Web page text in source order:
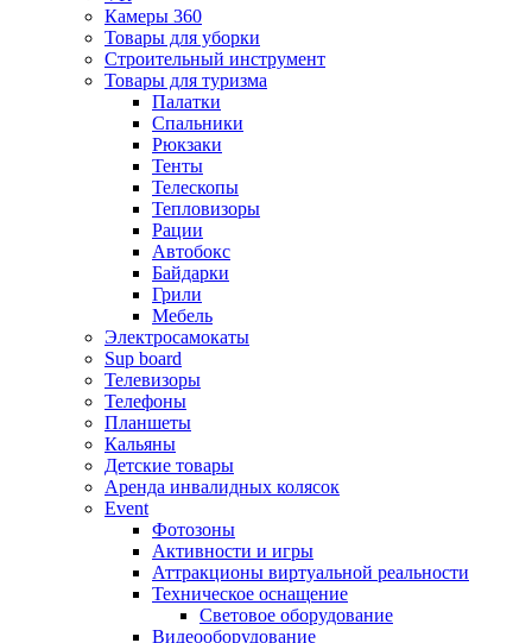
Камеры 360
Товары для уборки
Строительный инструмент
Товары для туризма
Палатки
Спальники
Рюкзаки
Тенты
Телескопы
Тепловизоры
Рации
Автобокс
Байдарки
Грили
Мебель
Электросамокаты
Sup board
Телевизоры
Телефоны
Планшеты
Кальяны
Детские товары
Аренда инвалидных колясок
Event
Фотозоны
Активности и игры
Аттракционы виртуальной реальности
Техническое оснащение
Световое оборудование
Видеооборудование